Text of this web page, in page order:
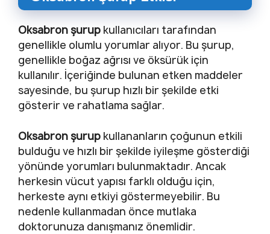
Oksabron şurup kullanıcıları tarafından
genellikle olumlu yorumlar alıyor. Bu şurup,
genellikle boğaz ağrısı ve öksürük için
kullanılır. İçeriğinde bulunan etken maddeler
sayesinde, bu şurup hızlı bir şekilde etki
gösterir ve rahatlama sağlar.
Oksabron şurup kullananların çoğunun etkili
bulduğu ve hızlı bir şekilde iyileşme gösterdiği
yönünde yorumları bulunmaktadır. Ancak
herkesin vücut yapısı farklı olduğu için,
herkeste aynı etkiyi göstermeyebilir. Bu
nedenle kullanmadan önce mutlaka
doktorunuza danışmanız önemlidir.